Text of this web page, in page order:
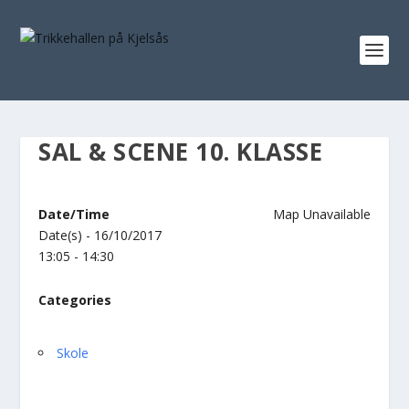
SAL & SCENE 10. KLASSE
Map Unavailable
Date/Time
Date(s) - 16/10/2017
13:05 - 14:30
Categories
Skole